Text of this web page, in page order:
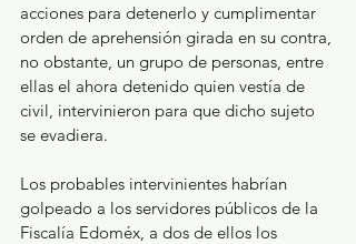
acciones para detenerlo y cumplimentar
orden de aprehensión girada en su contra,
no obstante, un grupo de personas, entre
ellas el ahora detenido quien vestía de
civil, intervinieron para que dicho sujeto
se evadiera.
Los probables intervinientes habrían
golpeado a los servidores públicos de la
Fiscalía Edoméx, a dos de ellos los